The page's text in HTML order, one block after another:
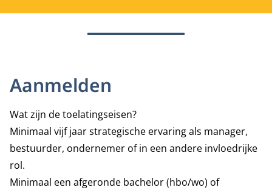
Aanmelden
Wat zijn de toelatingseisen?
Minimaal vijf jaar strategische ervaring als manager,
bestuurder, ondernemer of in een andere invloedrijke
rol.
Minimaal een afgeronde bachelor (hbo/wo) of